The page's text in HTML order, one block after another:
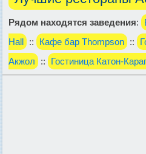
Рядом находятся заведения:
Hall :: Кафе бар Тhompson ::
Акжол
:: Гостиница Катон-